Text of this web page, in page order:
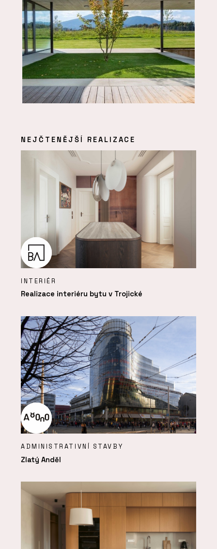
NEJČTENĚJŠÍ REALIZACE
INTERIÉR
Realizace interiéru bytu v Trojické
ADMINISTRATIVNÍ STAVBY
Zlatý Anděl